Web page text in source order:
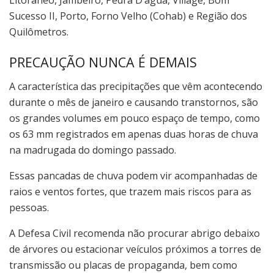
Sucesso II, Porto, Forno Velho (Cohab) e Região dos
Quilômetros.
PRECAUÇÃO NUNCA É DEMAIS
A característica das precipitações que vêm acontecendo
durante o mês de janeiro e causando transtornos, são
os grandes volumes em pouco espaço de tempo, como
os 63 mm registrados em apenas duas horas de chuva
na madrugada do domingo passado.
Essas pancadas de chuva podem vir acompanhadas de
raios e ventos fortes, que trazem mais riscos para as
pessoas.
A Defesa Civil recomenda não procurar abrigo debaixo
de árvores ou estacionar veículos próximos a torres de
transmissão ou placas de propaganda, bem como